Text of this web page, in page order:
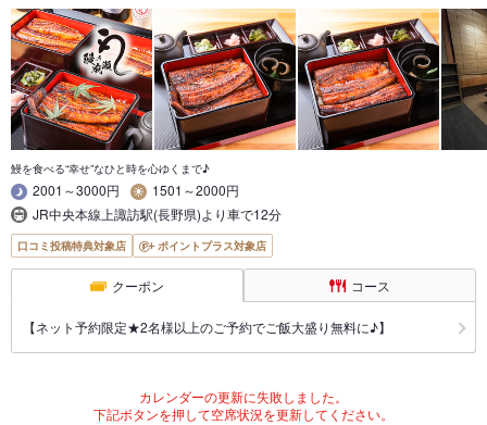
鰻を食べる“幸せ”なひと時を心ゆくまで♪
2001～3000円
1501～2000円
JR中央本線上諏訪駅(長野県)より車で12分
口コミ投稿特典対象店 ポイントプラス対象店
クーポン コース
【ネット予約限定★2名様以上のご予約でご飯大盛り無料に♪】
カレンダーの更新に失敗しました。
下記ボタンを押して空席状況を更新してください。